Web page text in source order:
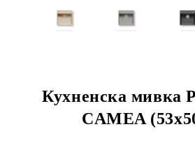
Кухненска мивка
CAMEA